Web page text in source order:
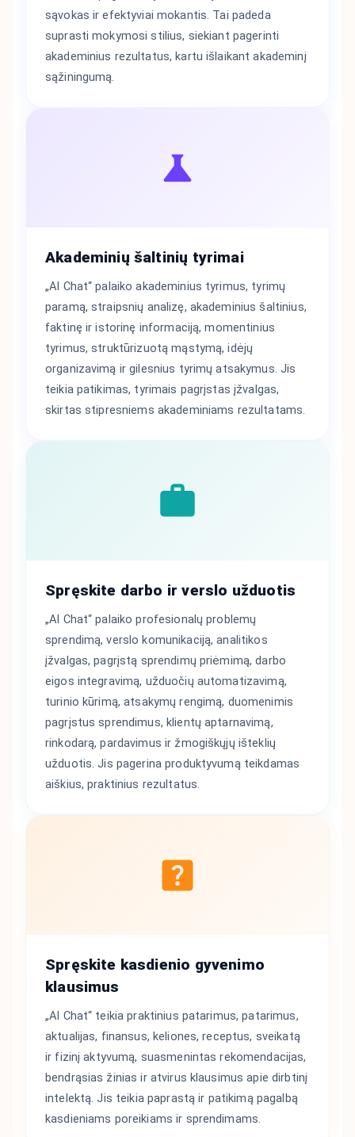
sąvokas ir efektyviai mokantis. Tai padeda
suprasti mokymosi stilius, siekiant pagerinti
akademinius rezultatus, kartu išlaikant akademinį
sąžiningumą.
Akademinių šaltinių tyrimai
„AI Chat“ palaiko akademinius tyrimus, tyrimų
paramą, straipsnių analizę, akademinius šaltinius,
faktinę ir istorinę informaciją, momentinius
tyrimus, struktūrizuotą mąstymą, idėjų
organizavimą ir gilesnius tyrimų atsakymus. Jis
teikia patikimas, tyrimais pagrįstas įžvalgas,
skirtas stipresniems akademiniams rezultatams.
Spręskite darbo ir verslo užduotis
„AI Chat“ palaiko profesionalų problemų
sprendimą, verslo komunikaciją, analitikos
įžvalgas, pagrįstą sprendimų priėmimą, darbo
eigos integravimą, užduočių automatizavimą,
turinio kūrimą, atsakymų rengimą, duomenimis
pagrįstus sprendimus, klientų aptarnavimą,
rinkodarą, pardavimus ir žmogiškųjų išteklių
užduotis. Jis pagerina produktyvumą teikdamas
aiškius, praktinius rezultatus.
Spręskite kasdienio gyvenimo
klausimus
„AI Chat“ teikia praktinius patarimus, patarimus,
aktualijas, finansus, keliones, receptus, sveikatą
ir fizinį aktyvumą, suasmenintas rekomendacijas,
bendrąsias žinias ir atvirus klausimus apie dirbtinį
intelektą. Jis teikia paprastą ir patikimą pagalbą
kasdieniams poreikiams ir sprendimams.